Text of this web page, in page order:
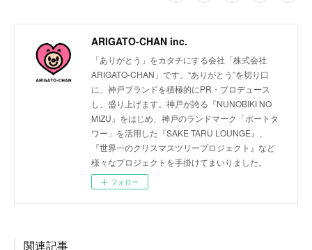
ARIGATO-CHAN inc.
「ありがとう」をカタチにする会社「株式会社
ARIGATO-CHAN」です。“ありがとう”を切り口
に、神戸ブランドを積極的にPR・プロデュース
し、盛り上げます。神戸が誇る『NUNOBIKI NO
MIZU』をはじめ、神戸のランドマーク「ポートタ
ワー」を活用した『SAKE TARU LOUNGE』、
『世界一のクリスマスツリープロジェクト』など
様々なプロジェクトを手掛けてまいりました。
フォロー
関連記事